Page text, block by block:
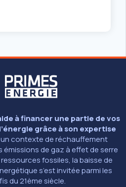
à financer une partie de vos
grâce à son expertise
contexte de réchauffement
émissions de gaz à effet de serre
fossiles, la baisse de
s’est invitée parmi les
du 21ème siècle.